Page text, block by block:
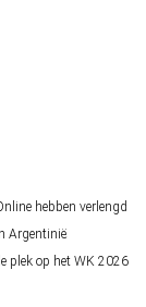
hebben verlengd
Argentinië
plek op het WK 2026